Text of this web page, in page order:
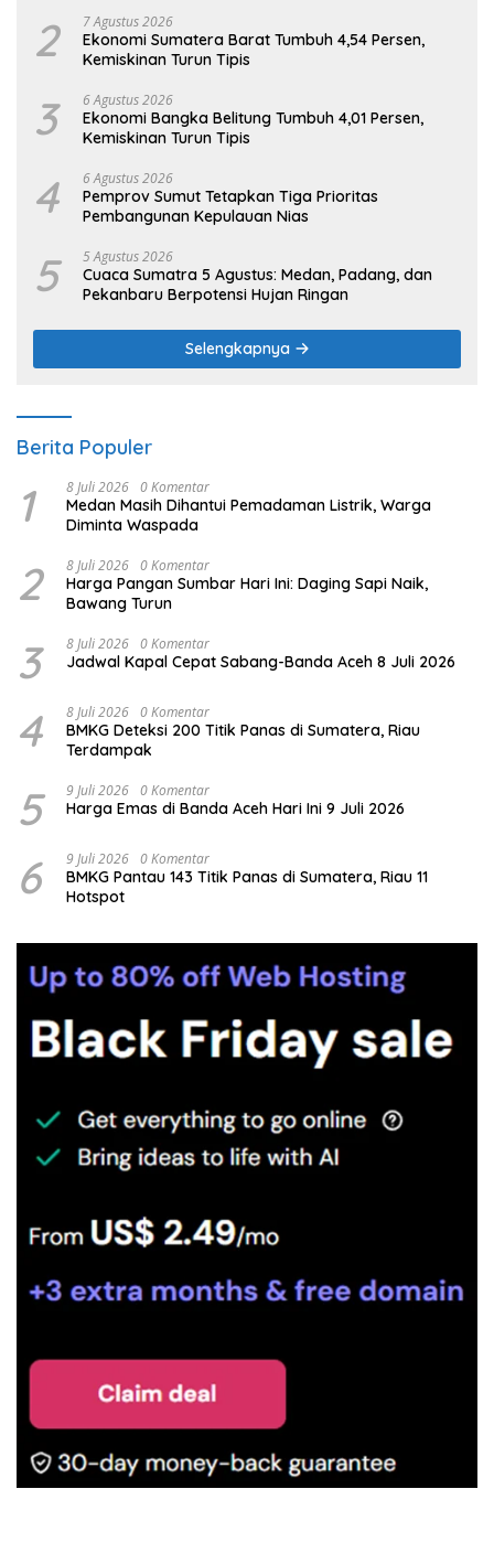
2 7 Agustus 2026
Ekonomi Sumatera Barat Tumbuh 4,54 Persen,
Kemiskinan Turun Tipis
3 6 Agustus 2026
Ekonomi Bangka Belitung Tumbuh 4,01 Persen,
Kemiskinan Turun Tipis
4 6 Agustus 2026
Pemprov Sumut Tetapkan Tiga Prioritas
Pembangunan Kepulauan Nias
5 5 Agustus 2026
Cuaca Sumatra 5 Agustus: Medan, Padang, dan
Pekanbaru Berpotensi Hujan Ringan
Selengkapnya
Berita Populer
1 8 Juli 2026 0 Komentar
Medan Masih Dihantui Pemadaman Listrik, Warga
Diminta Waspada
2 8 Juli 2026 0 Komentar
Harga Pangan Sumbar Hari Ini: Daging Sapi Naik,
Bawang Turun
3 8 Juli 2026 0 Komentar
Jadwal Kapal Cepat Sabang-Banda Aceh 8 Juli 2026
4 8 Juli 2026 0 Komentar
BMKG Deteksi 200 Titik Panas di Sumatera, Riau
Terdampak
5 9 Juli 2026 0 Komentar
Harga Emas di Banda Aceh Hari Ini 9 Juli 2026
6 9 Juli 2026 0 Komentar
BMKG Pantau 143 Titik Panas di Sumatera, Riau 11
Hotspot